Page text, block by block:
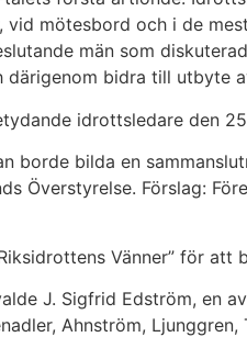
mötesbord och i de
män som
bidra till utbyte
idrottsledare den
borde bilda en
Överstyrelse. Förslag:
Vänner” för
J. Sigfrid Edström, en
Ahnström,